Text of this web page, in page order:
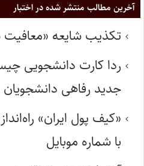
آخرین مطالب منتشر شده در اختبار
تکذیب شایعه «معافیت
ردا کارت دانشجویی
جدید رفاهی دانشجویان از
«کیف پول ایران»
با شماره موبایل